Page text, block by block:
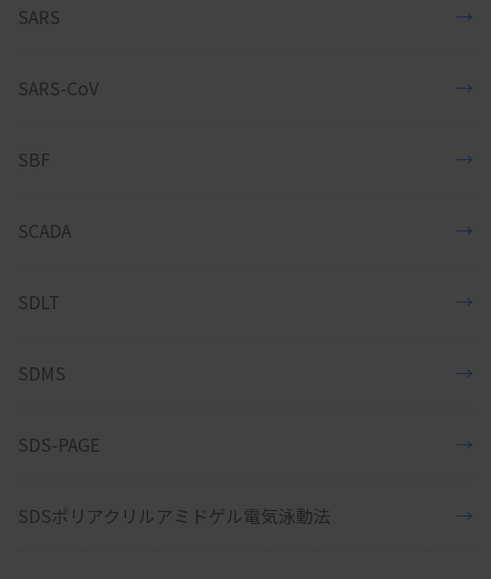
SARS →
SARS-CoV →
SBF →
SCADA →
SDLT →
SDMS →
SDS-PAGE →
SDSポリアクリルアミドゲル電気泳動法 →